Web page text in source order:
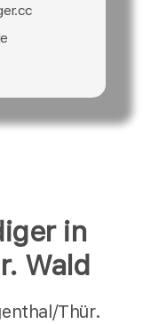
in
Wald
Thür.